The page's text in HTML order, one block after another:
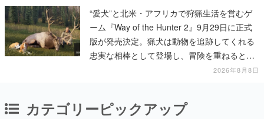
“愛犬”と北米・アフリカで狩猟生活を営むゲ
ーム『Way of the Hunter 2』9月29日に正式
版が発売決定。猟犬は動物を追跡してくれる
忠実な相棒として登場し、冒険を重ねると成
2026年8月8日
カテゴリーピックアップ